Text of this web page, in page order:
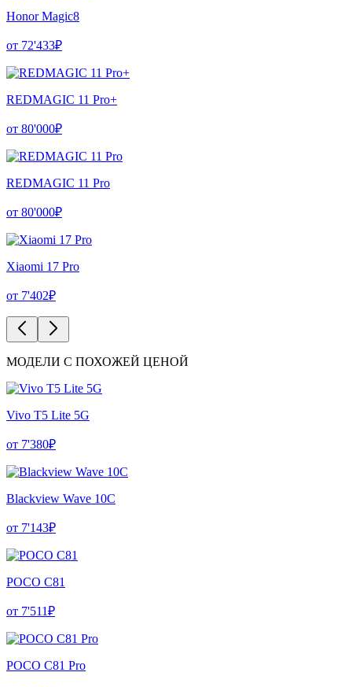
Honor Magic8
от 72'433₽
REDMAGIC 11 Pro+
от 80'000₽
REDMAGIC 11 Pro
от 80'000₽
Xiaomi 17 Pro
от 7'402₽
МОДЕЛИ С ПОХОЖЕЙ ЦЕНОЙ
Vivo T5 Lite 5G
от 7'380₽
Blackview Wave 10C
от 7'143₽
POCO C81
от 7'511₽
POCO C81 Pro